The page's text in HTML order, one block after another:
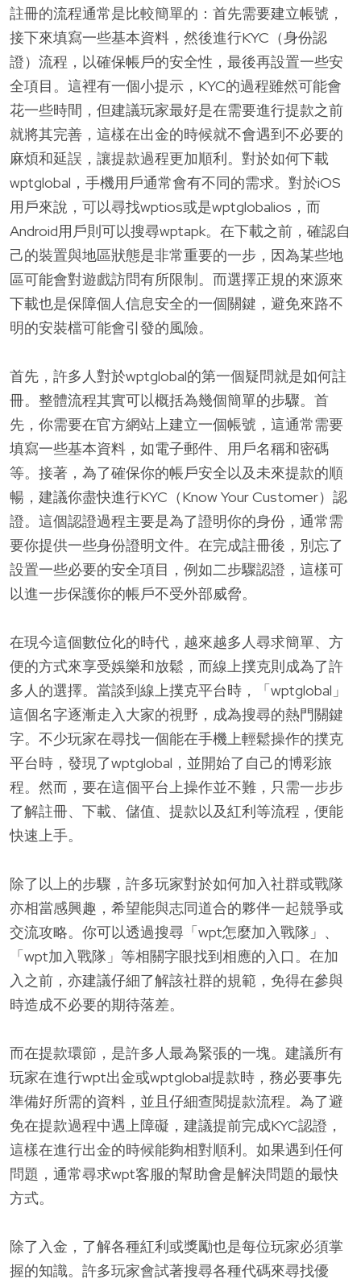
註冊的流程通常是比較簡單的：首先需要建立帳號，
接下來填寫一些基本資料，然後進行KYC（身份認
證）流程，以確保帳戶的安全性，最後再設置一些安
全項目。這裡有一個小提示，KYC的過程雖然可能會
花一些時間，但建議玩家最好是在需要進行提款之前
就將其完善，這樣在出金的時候就不會遇到不必要的
麻煩和延誤，讓提款過程更加順利。對於如何下載
wptglobal，手機用戶通常會有不同的需求。對於iOS
用戶來說，可以尋找wptios或是wptglobalios，而
Android用戶則可以搜尋wptapk。在下載之前，確認自
己的裝置與地區狀態是非常重要的一步，因為某些地
區可能會對遊戲訪問有所限制。而選擇正規的來源來
下載也是保障個人信息安全的一個關鍵，避免來路不
明的安裝檔可能會引發的風險。
首先，許多人對於wptglobal的第一個疑問就是如何註
冊。整體流程其實可以概括為幾個簡單的步驟。首
先，你需要在官方網站上建立一個帳號，這通常需要
填寫一些基本資料，如電子郵件、用戶名稱和密碼
等。接著，為了確保你的帳戶安全以及未來提款的順
暢，建議你盡快進行KYC（Know Your Customer）認
證。這個認證過程主要是為了證明你的身份，通常需
要你提供一些身份證明文件。在完成註冊後，別忘了
設置一些必要的安全項目，例如二步驟認證，這樣可
以進一步保護你的帳戶不受外部威脅。
在現今這個數位化的時代，越來越多人尋求簡單、方
便的方式來享受娛樂和放鬆，而線上撲克則成為了許
多人的選擇。當談到線上撲克平台時，「wptglobal」
這個名字逐漸走入大家的視野，成為搜尋的熱門關鍵
字。不少玩家在尋找一個能在手機上輕鬆操作的撲克
平台時，發現了wptglobal，並開始了自己的博彩旅
程。然而，要在這個平台上操作並不難，只需一步步
了解註冊、下載、儲值、提款以及紅利等流程，便能
快速上手。
除了以上的步驟，許多玩家對於如何加入社群或戰隊
亦相當感興趣，希望能與志同道合的夥伴一起競爭或
交流攻略。你可以透過搜尋「wpt怎麼加入戰隊」、
「wpt加入戰隊」等相關字眼找到相應的入口。在加
入之前，亦建議仔細了解該社群的規範，免得在參與
時造成不必要的期待落差。
而在提款環節，是許多人最為緊張的一塊。建議所有
玩家在進行wpt出金或wptglobal提款時，務必要事先
準備好所需的資料，並且仔細查閱提款流程。為了避
免在提款過程中遇上障礙，建議提前完成KYC認證，
這樣在進行出金的時候能夠相對順利。如果遇到任何
問題，通常尋求wpt客服的幫助會是解決問題的最快
方式。
除了入金，了解各種紅利或獎勵也是每位玩家必須掌
握的知識。許多玩家會試著搜尋各種代碼來尋找優